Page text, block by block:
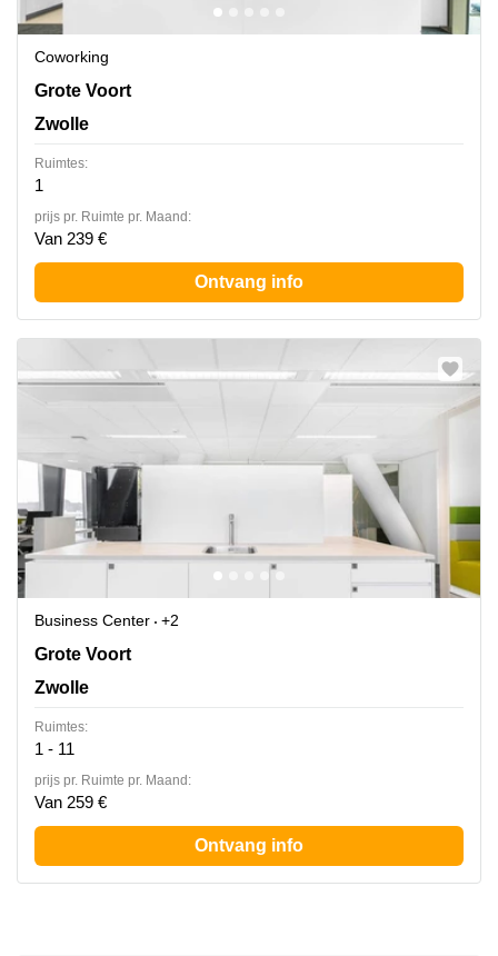
Coworking
Grote Voort 293-A, Zwolle
Grote Voort
Zwolle
Ruimtes:
1
prijs pr. Ruimte pr. Maand:
Van 239 €
Ontvang info
Business Center
+2
Grote Voort 293-A, Zwolle
Grote Voort
Zwolle
Ruimtes:
1 - 11
prijs pr. Ruimte pr. Maand:
Van 259 €
Ontvang info